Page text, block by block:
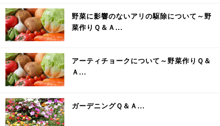
野菜に影響のないアリの駆除について～野
菜作りＱ＆Ａ...
アーティチョークについて～野菜作りＱ＆
Ａ...
ガーデニングＱ＆Ａ...